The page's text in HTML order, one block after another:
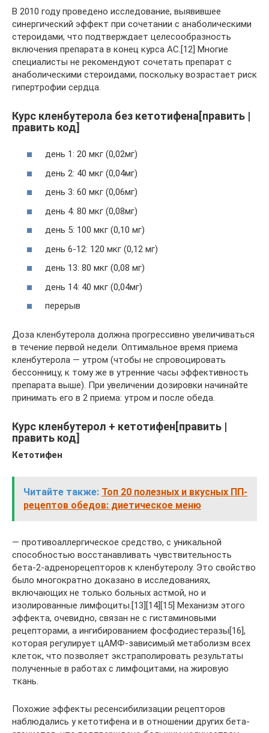
В 2010 году проведено исследование, выявившее
синергический эффект при сочетании с анаболическими
стероидами, что подтверждает целесообразность
включения препарата в конец курса АС.[12] Многие
специалисты не рекомендуют сочетать препарат с
анаболическими стероидами, поскольку возрастает риск
гипертрофии сердца.
Курс кленбутерола без кетотифена[править |
править код]
день 1: 20 мкг (0,02мг)
день 2: 40 мкг (0,04мг)
день 3: 60 мкг (0,06мг)
день 4: 80 мкг (0,08мг)
день 5: 100 мкг (0,10 мг)
день 6-12: 120 мкг (0,12 мг)
день 13: 80 мкг (0,08 мг)
день 14: 40 мкг (0,04мг)
перерыв
Доза кленбутерола должна прогрессивно увеличиваться
в течение первой недели. Оптимальное время приема
кленбутерола — утром (чтобы не спровоцировать
бессонницу, к тому же в утренние часы эффективность
препарата выше). При увеличении дозировки начинайте
принимать его в 2 приема: утром и после обеда.
Курс кленбутерол + кетотифен[править |
править код]
Кетотифен
Читайте также: Топ 20 полезных и вкусных ПП-
рецептов обедов: диетическое меню
— противоаллергическое средство, с уникальной
способностью восстанавливать чувствительность
бета-2-адренорецепторов к кленбутеролу. Это свойство
было многократно доказано в исследованиях,
включающих не только больных астмой, но и
изолированные лимфоциты.[13][14][15] Механизм этого
эффекта, очевидно, связан не с гистаминовыми
рецепторами, а ингибированием фосфодиестеразы[16],
которая регулирует цАМФ-зависимый метаболизм всех
клеток, что позволяет экстраполировать результаты
полученные в работах с лимфоцитами, на жировую
ткань.
Похожие эффекты ресенсибилизации рецепторов
наблюдались у кетотифена и в отношении других бета-